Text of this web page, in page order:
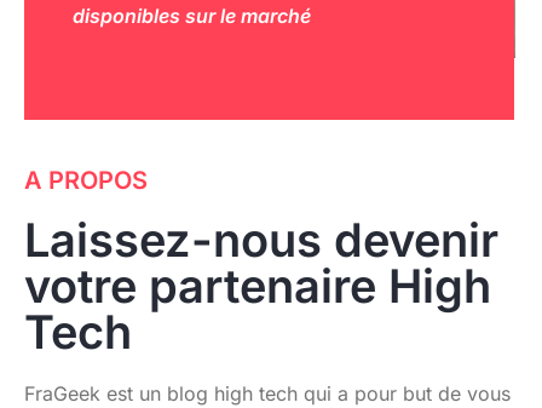
disponibles sur le marché
A PROPOS
Laissez-nous devenir
votre partenaire High
Tech
FraGeek est un blog high tech qui a pour but de vous